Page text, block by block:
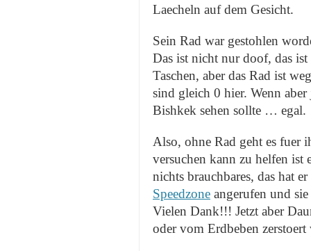
Laecheln auf dem Gesicht.
Sein Rad war gestohlen
Das ist nicht nur doof, das
Taschen, aber das Rad ist
sind gleich 0 hier. Wenn
Bishkek sehen sollte … egal.
Also, ohne Rad geht es fuer
versuchen kann zu helfen ist
nichts brauchbares, das hat
Speedzone angerufen und
Vielen Dank!!! Jetzt aber
oder vom Erdbeben zerstoert